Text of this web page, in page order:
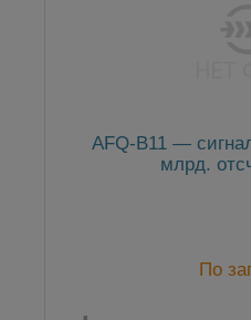
AFQ-B11 —
млрд.
По